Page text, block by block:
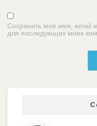
Сохранить моё имя, email
для последующих моих